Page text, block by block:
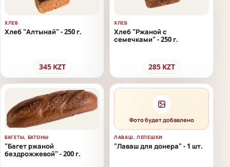
ХЛЕБ
Хлеб "Алтынай" - 250 г.
345 KZT
ХЛЕБ
Хлеб "Ржаной с
семечками" - 250 г.
285 KZT
БАГЕТЫ, БАТОНЫ
"Багет ржаной
бездрожжевой" - 200 г.
Фото будет добавлено
ЛАВАШ, ЛЕПЕШКИ
"Лаваш для донера" - 1 шт.